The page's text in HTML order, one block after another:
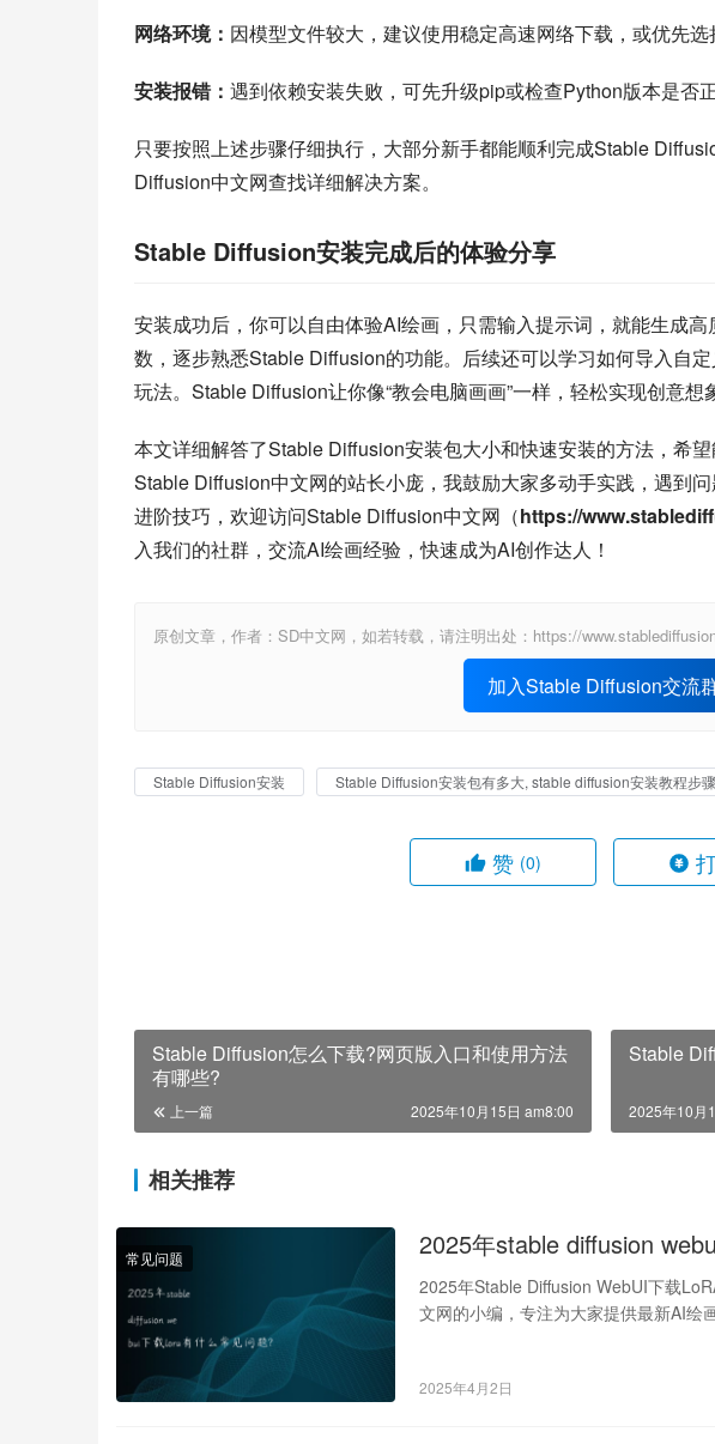
网络环境： 因模型文件较大，建议使用稳定高速网络下载，或优先选
安装报错： 遇到依赖安装失败，可先升级pip或检查Python版本是否正
只要按照上述步骤仔细执行，大部分新手都能顺利完成Stable
Diffusion中文网查找详细解决方案。
Stable Diffusion安装完成后的体验分享
安装成功后，你可以自由体验AI绘画，只需输入提示词，就能生成
数，逐步熟悉Stable Diffusion的功能。后续还可以学习如何导入自
玩法。Stable Diffusion让你像“教会电脑画画”一样，轻松实现创意想
本文详细解答了Stable Diffusion安装包大小和快速安装的方法，希
Stable Diffusion中文网的站长小庞，我鼓励大家多动手实践，遇到
进阶技巧，欢迎访问Stable Diffusion中文网（https://
入我们的社群，交流AI绘画经验，快速成为AI创作达人！
原创文章，作者：SD中文网，如若转载，请注明出处：https://
加入Stable Diffusion交流
Stable Diffusion安装 Stable Diffusion安装包有多大, stable diffusion安装教程步
赞 (0)
Stable Diffusion怎么下载?网页版入口和使用方法
有哪些?
上一篇 2025年10月15日 am8:00
Stable
2025年10月
相关推荐
常见问题 2025年stable diffusion
2025年Stable Diffusion WebUI下载
文网的小编，专注为大家提供最新AI绘
2025年4月2日